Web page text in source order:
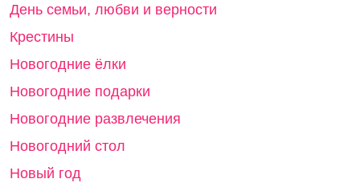
День семьи, любви и верности
Крестины
Новогодние ёлки
Новогодние подарки
Новогодние развлечения
Новогодний стол
Новый год